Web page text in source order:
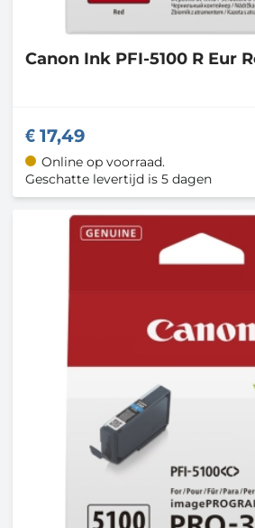
Canon Ink PFI-5100 R Eur
17,49
Online op voorraad.
Geschatte levertijd is 5 dagen